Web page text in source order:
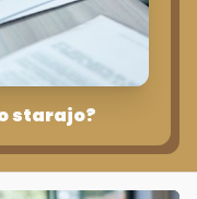
starajo?